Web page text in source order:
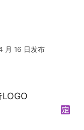
月 16 日发布